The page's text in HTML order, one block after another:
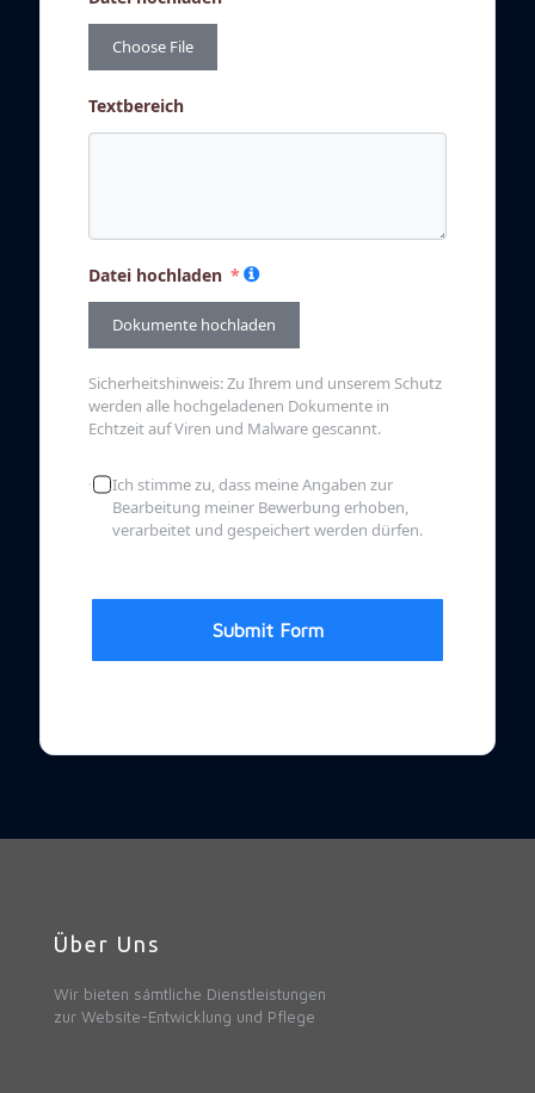
Choose File
Textbereich
Datei hochladen
Dokumente hochladen
Sicherheitshinweis: Zu Ihrem und unserem Schutz
werden alle hochgeladenen Dokumente in
Echtzeit auf Viren und Malware gescannt.
Ich stimme zu, dass meine Angaben zur
Bearbeitung meiner Bewerbung erhoben,
verarbeitet und gespeichert werden dürfen.
Submit Form
Über Uns
Wir bieten sämtliche Dienstleistungen
zur Website-Entwicklung und Pflege